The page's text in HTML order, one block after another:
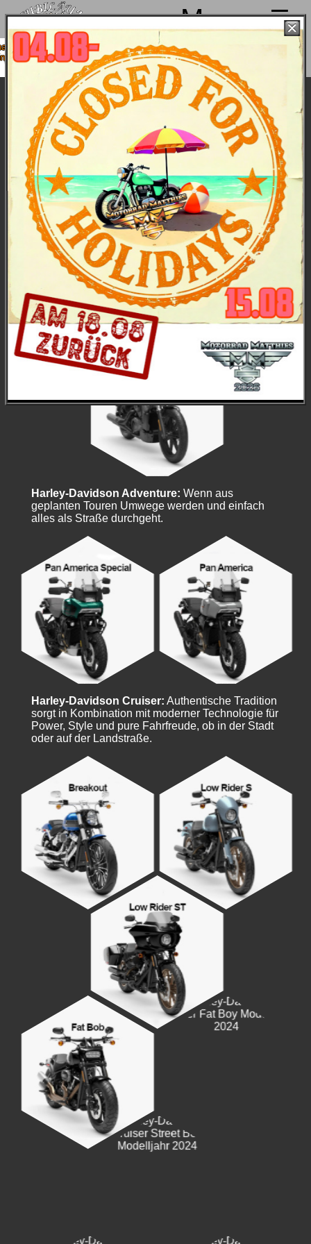
Menu
von 4. bis 15.08. Sommerpause
18.08. wieder mit voller Power für
Harley-Davidson Modelljahr 2024 - die
Harley-Davidson Sportster:Eine Modellfamilie,
die von der ehrwürdigen Sportster begründet
wurde. Ikonisches Design, authentischer Sound.
Diese Bikes sind ideal für kurvenreiche
Bergstraßen, aber auch für die Stadt.
Harley-Davidson Adventure: Wenn aus
geplanten Touren Umwege werden und einfach
alles als Straße durchgeht.
Harley-Davidson Cruiser: Authentische Tradition
sorgt in Kombination mit moderner Technologie für
Power, Style und pure Fahrfreude, ob in der Stadt
oder auf der Landstraße.